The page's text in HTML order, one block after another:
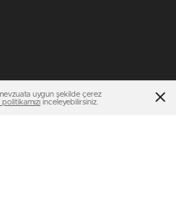
uygun şekilde çerez
inceleyebilirsiniz.